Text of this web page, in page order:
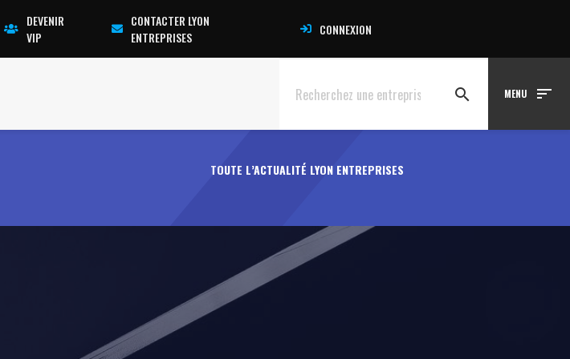
DEVENIR
VIP
CONTACTER LYON
ENTREPRISES
CONNEXION
search MENU sort
TOUTE L’ACTUALITÉ LYON ENTREPRISES